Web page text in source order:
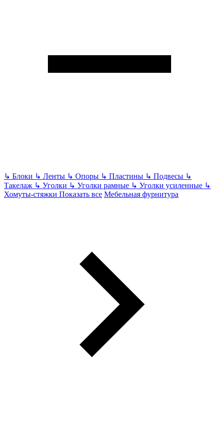
↳ Блоки ↳ Ленты ↳ Опоры ↳ Пластины ↳ Подвесы ↳
Такелаж ↳ Уголки ↳ Уголки рамные ↳ Уголки усиленные ↳
Хомуты-стяжки Показать все Мебельная фурнитура